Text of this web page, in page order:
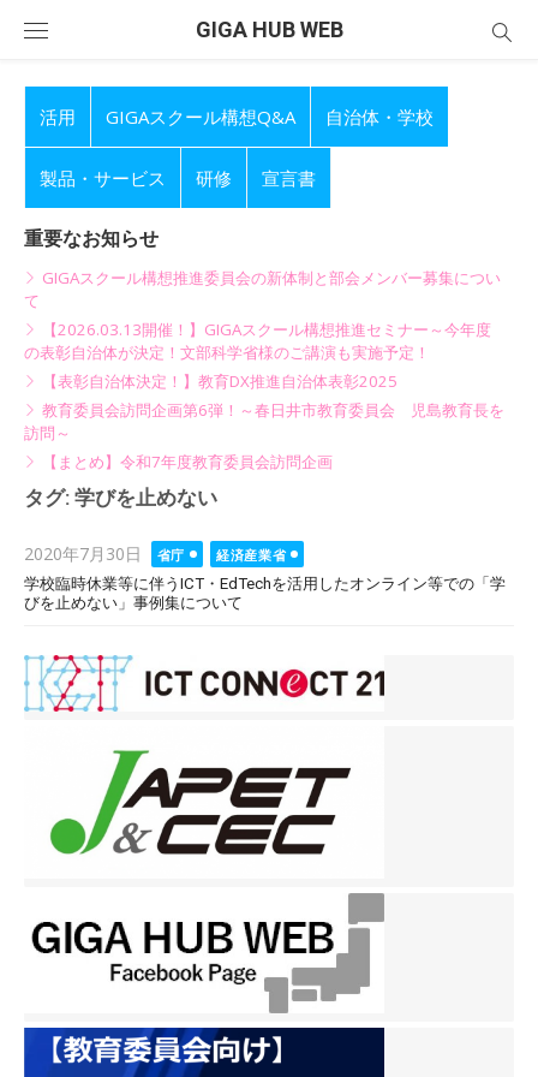
GIGA HUB WEB
活用 GIGAスクール構想Q&A 自治体・学校
製品・サービス 研修 宣言書
重要なお知らせ
GIGAスクール構想推進委員会の新体制と部会メンバー募集につい
て
【2026.03.13開催！】GIGAスクール構想推進セミナー～今年度
の表彰自治体が決定！文部科学省様のご講演も実施予定！
【表彰自治体決定！】教育DX推進自治体表彰2025
教育委員会訪問企画第6弾！～春日井市教育委員会 児島教育長を
訪問～
【まとめ】令和7年度教育委員会訪問企画
タグ: 学びを止めない
Posted
on
2020年7月30日 省庁
経済産業省
学校臨時休業等に伴うICT・EdTechを活用したオンライン等での「学
びを止めない」事例集について